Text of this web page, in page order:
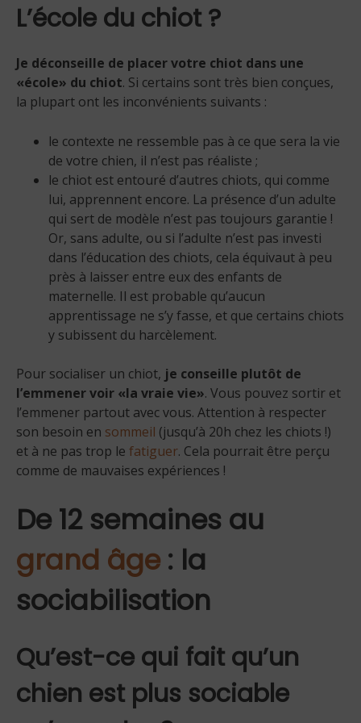
L’école du chiot ?
Je déconseille de placer votre chiot dans une
«école» du chiot. Si certains sont très bien conçues,
la plupart ont les inconvénients suivants :
le contexte ne ressemble pas à ce que sera la vie
de votre chien, il n’est pas réaliste ;
le chiot est entouré d’autres chiots, qui comme
lui, apprennent encore. La présence d’un adulte
qui sert de modèle n’est pas toujours garantie !
Or, sans adulte, ou si l’adulte n’est pas investi
dans l’éducation des chiots, cela équivaut à peu
près à laisser entre eux des enfants de
maternelle. Il est probable qu’aucun
apprentissage ne s’y fasse, et que certains chiots
y subissent du harcèlement.
Pour socialiser un chiot, je conseille plutôt de
l’emmener voir «la vraie vie». Vous pouvez sortir et
l’emmener partout avec vous. Attention à respecter
son besoin en sommeil (jusqu’à 20h chez les chiots !)
et à ne pas trop le fatiguer. Cela pourrait être perçu
comme de mauvaises expériences !
De 12 semaines au
grand âge : la
sociabilisation
Qu’est-ce qui fait qu’un
chien est plus sociable